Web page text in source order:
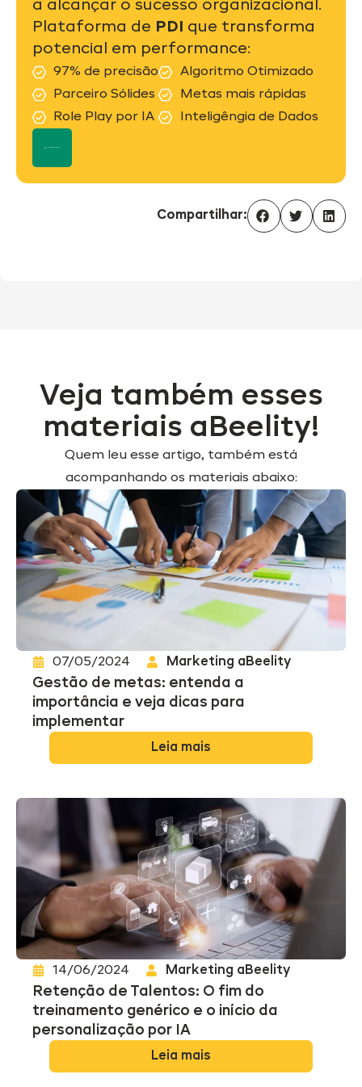
a alcançar o sucesso organizacional.
Plataforma de PDI que transforma
potencial em performance:
97% de precisão
Parceiro Sólides
Role Play por IA
Algoritmo Otimizado
Metas mais rápidas
Inteligêngia de Dados
Compartilhar:
Veja também esses
materiais aBeelity!
Quem leu esse artigo, também está
acompanhando os materiais abaixo:
07/05/2024 Marketing aBeelity
Gestão de metas: entenda a
importância e veja dicas para
implementar
Leia mais
14/06/2024 Marketing aBeelity
Retenção de Talentos: O fim do
treinamento genérico e o início da
personalização por IA
Leia mais